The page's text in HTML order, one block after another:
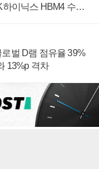
하이닉스 HBM4 수율
벌 D램 점유율 39%
13%p 격차